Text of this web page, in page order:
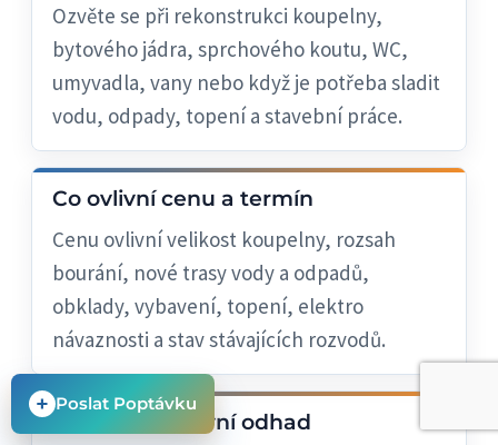
Ozvěte se při rekonstrukci koupelny,
bytového jádra, sprchového koutu, WC,
umyvadla, vany nebo když je potřeba sladit
vodu, odpady, topení a stavební práce.
Co ovlivní cenu a termín
Cenu ovlivní velikost koupelny, rozsah
bourání, nové trasy vody a odpadů,
obklady, vybavení, topení, elektro
návaznosti a stav stávajících rozvodů.
Jak zrychlit první odhad
+ Poslat Poptávku